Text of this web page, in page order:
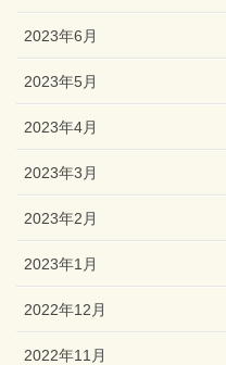
2023年6月
2023年5月
2023年4月
2023年3月
2023年2月
2023年1月
2022年12月
2022年11月